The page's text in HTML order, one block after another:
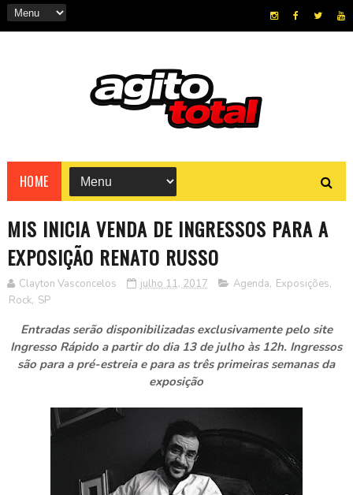
HOME
MIS INICIA VENDA DE INGRESSOS PARA A
EXPOSIÇÃO RENATO RUSSO
Clayton Vasconcelos julho 11, 2017 Agenda, Exposições,
Rock, SP
Entradas serão disponibilizadas exclusivamente pelo site
Ingresso Rápido a partir do dia 13 de julho às 12h. Ingressos
são para a pré-estreia e para as três primeiras semanas da
exposição